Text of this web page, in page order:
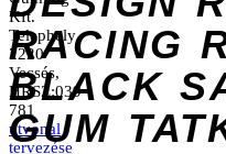
RACING
BLACK
GUM
Kft.
Telephely
2220
Vecsés,
HRSZ:039
781
útvonal
tervezése